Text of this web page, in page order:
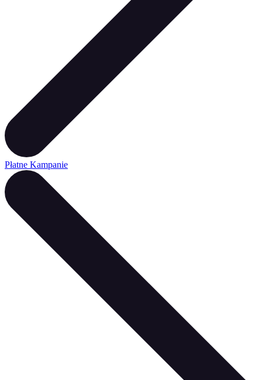
Płatne Kampanie